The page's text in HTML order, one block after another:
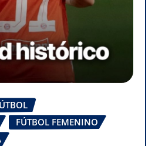
FÚTBOL FEMENINO